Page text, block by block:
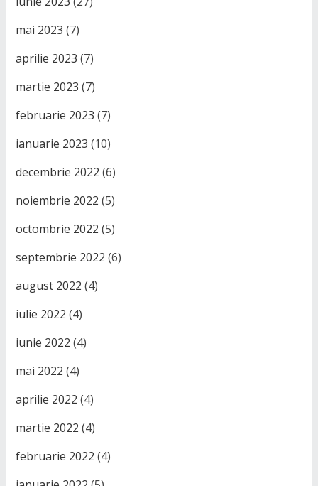
mai 2023 (7)
aprilie 2023 (7)
martie 2023 (7)
februarie 2023 (7)
ianuarie 2023 (10)
decembrie 2022 (6)
noiembrie 2022 (5)
octombrie 2022 (5)
septembrie 2022 (6)
august 2022 (4)
iulie 2022 (4)
iunie 2022 (4)
mai 2022 (4)
aprilie 2022 (4)
martie 2022 (4)
februarie 2022 (4)